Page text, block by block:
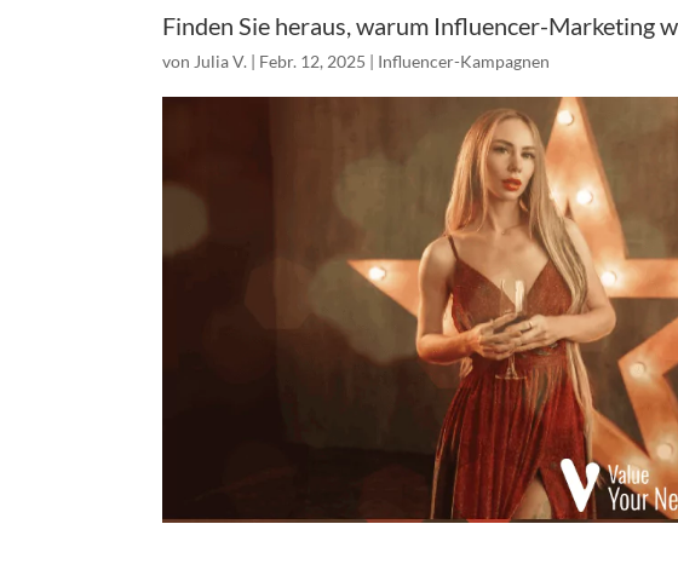
Finden Sie heraus, warum Influencer-Marketing
von Julia V. | Febr. 12, 2025 | Influencer-Kampagnen